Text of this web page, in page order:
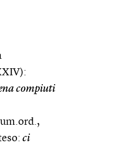
compiuti
ci